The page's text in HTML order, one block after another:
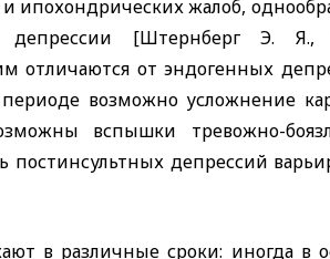
ипохондрических жалоб,
депрессии [Штернберг Э. Я.,
отличаются от эндогенных
возможно усложнение
вспышки тревожно-
депрессий
в различные сроки: иногда в